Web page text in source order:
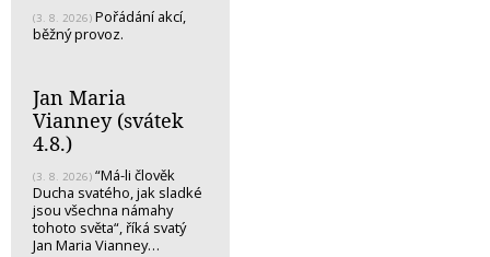
(3. 8. 2026) Pořádání akcí,
běžný provoz.
Jan Maria
Vianney (svátek
4.8.)
(3. 8. 2026) “Má-li člověk
Ducha svatého, jak sladké
jsou všechna námahy
tohoto světa“, říká svatý
Jan Maria Vianney…